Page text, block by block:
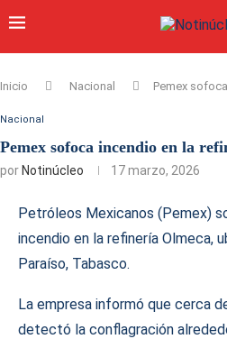
Inicio Nacional Pemex
Nacional
Pemex sofoca incendio en la
por Notinúcleo 17 marzo, 2026
Petróleos Mexicanos (Pemex)
incendio en la refinería Olmeca,
Paraíso, Tabasco.
La empresa informó que cerca
detectó la conflagración